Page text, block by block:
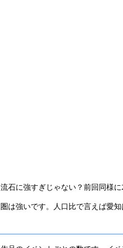
石に強すぎじゃない？前回同様
は強いです。人口比で言えば愛